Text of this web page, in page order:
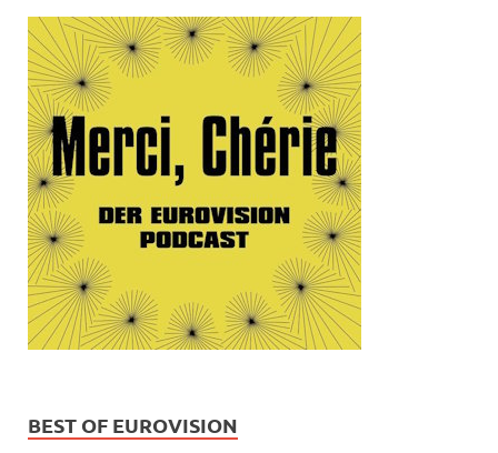
BEST OF EUROVISION